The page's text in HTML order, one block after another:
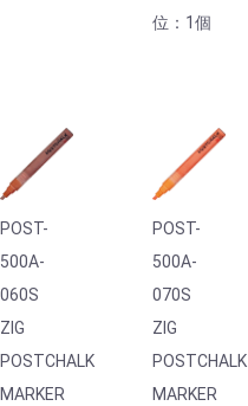
位：1個
POST-
500A-
060S
ZIG
POSTCHALK
MARKER
POST-
500A-
070S
ZIG
POSTCHALK
MARKER